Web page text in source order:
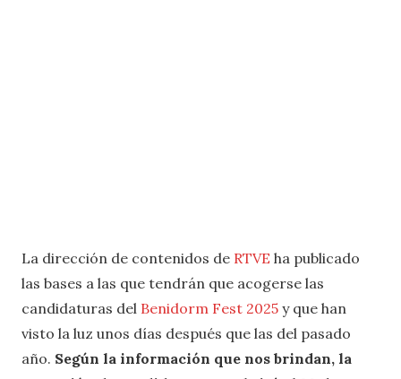
La dirección de contenidos de RTVE ha publicado
las bases a las que tendrán que acogerse las
candidaturas del Benidorm Fest 2025 y que han
visto la luz unos días después que las del pasado
año. Según la información que nos brindan, la